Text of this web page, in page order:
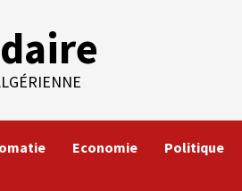
Economie Politique